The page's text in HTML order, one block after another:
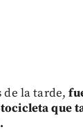
de la tarde,
que